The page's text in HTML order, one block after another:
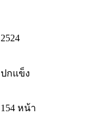
2524
ปกแข็ง
154 หน้า